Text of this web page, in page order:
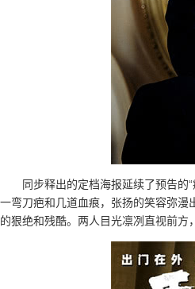
同步释出的定档海报延续了预告的
一弯刀疤和几道血痕，张扬的笑容弥
的狠绝和残酷。两人目光凛冽直视前